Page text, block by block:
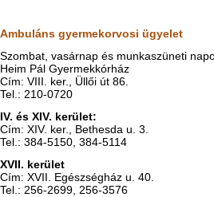
Ambuláns gyermekorvosi ügyelet
Szombat, vasárnap és munkaszüneti
Heim Pál Gyermekkórház
Cím: VIII. ker., Üllői út 86.
Tel.: 210-0720
IV. és XIV. kerület:
Cím: XIV. ker., Bethesda u. 3.
Tel.: 384-5150, 384-5114
XVII. kerület
Cím: XVII. Egészségház u. 40.
Tel.: 256-2699, 256-3576